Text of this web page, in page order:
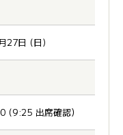
27日 (日)
(9:25 出席確認）